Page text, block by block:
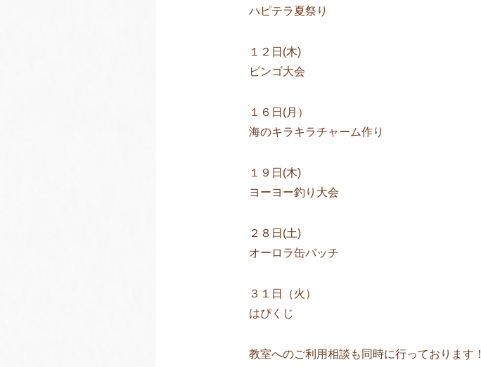
ハピテラ夏祭り
１２日(木)
ビンゴ大会
１６日(月）
海のキラキラチャーム作り
１９日(木)
ヨーヨー釣り大会
２８日(土)
オーロラ缶バッチ
３１日（火）
はぴくじ
教室へのご利用相談も同時に行っております！